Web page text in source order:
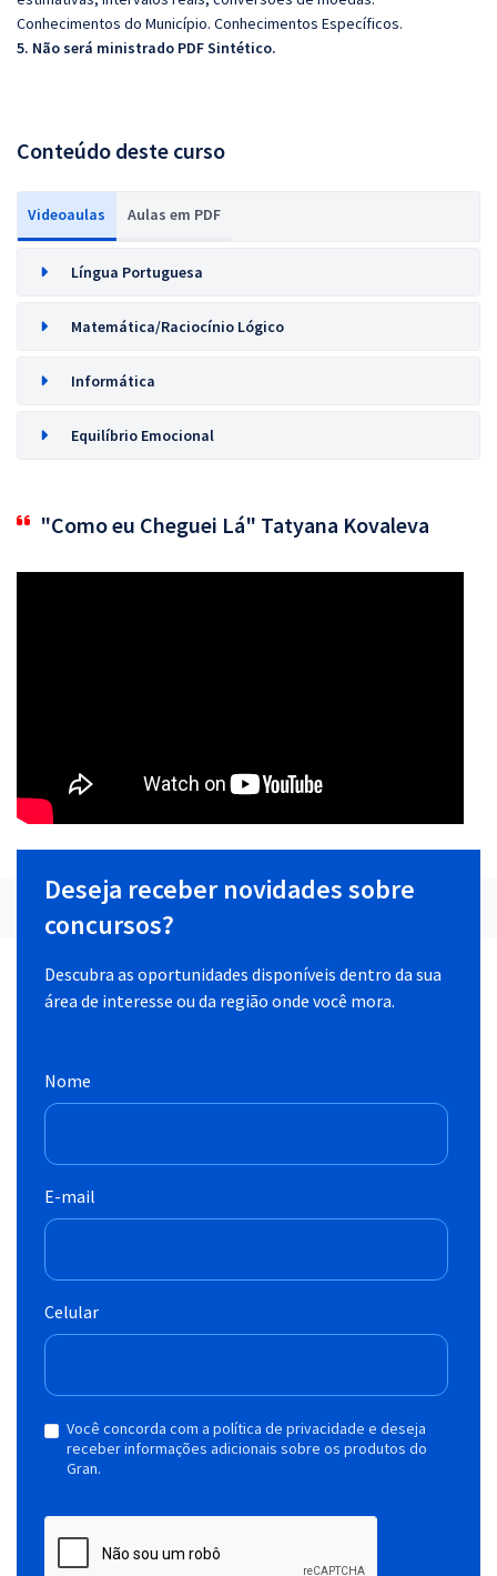
Conhecimentos do Município. Conhecimentos Específicos.
5. Não será ministrado PDF Sintético.
Conteúdo deste curso
Videoaulas Aulas em PDF
Língua Portuguesa
Matemática/Raciocínio Lógico
Informática
Equilíbrio Emocional
"Como eu Cheguei Lá" Tatyana Kovaleva
Deseja receber novidades sobre
concursos?
Descubra as oportunidades disponíveis dentro da sua
área de interesse ou da região onde você mora.
Nome
E-mail
Celular
Você concorda com a política de privacidade e deseja
receber informações adicionais sobre os produtos do
Gran.